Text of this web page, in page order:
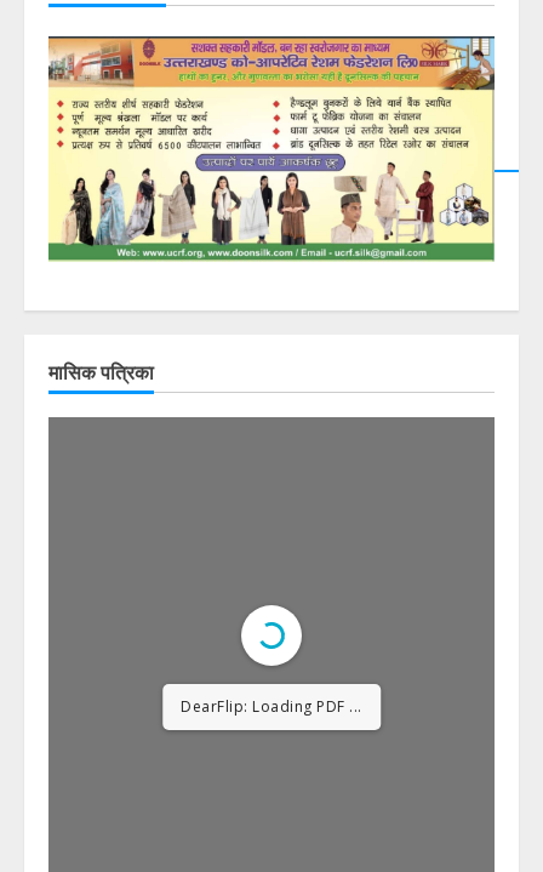
मासिक पत्रिका
DearFlip: Loading PDF
23% ...